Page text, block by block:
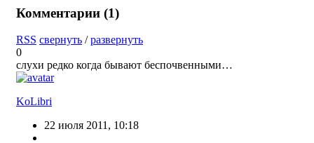
Комментарии (1)
RSS свернуть /развернуть
0
слухи редко когда бывают беспочвенными…
KoLibri
22 июля 2011, 10:18